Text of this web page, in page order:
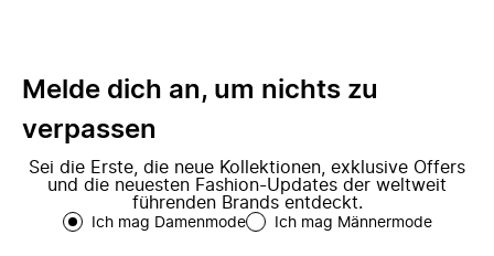
Melde dich an, um nichts zu
verpassen
Sei die Erste, die neue Kollektionen, exklusive Offers
und die neuesten Fashion-Updates der weltweit
führenden Brands entdeckt.
Ich mag Damenmode Ich mag Männermode